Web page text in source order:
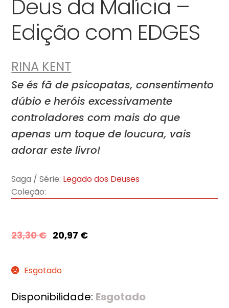
Deus da Malícia –
Edição com EDGES
RINA KENT
Se és fã de psicopatas, consentimento
dúbio e heróis excessivamente
controladores com mais do que
apenas um toque de loucura, vais
adorar este livro!
Saga / Série: Legado dos Deuses
Coleção:
23,30€ 20,97 €
Esgotado
Disponibilidade: Esgotado